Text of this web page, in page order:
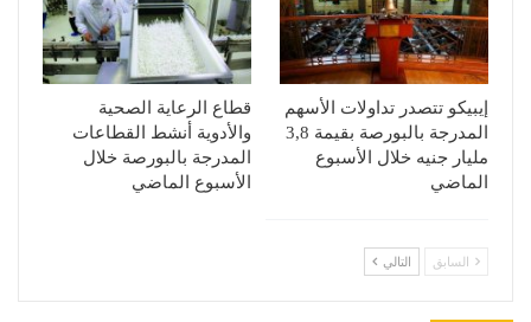
إيبيكو تتصدر تداولات الأسهم
المدرجة بالبورصة بقيمة 3,8
مليار جنيه خلال الأسبوع
الماضي
قطاع الرعاية الصحية
والأدوية أنشط القطاعات
المدرجة بالبورصة خلال
الأسبوع الماضي
السابق التالي